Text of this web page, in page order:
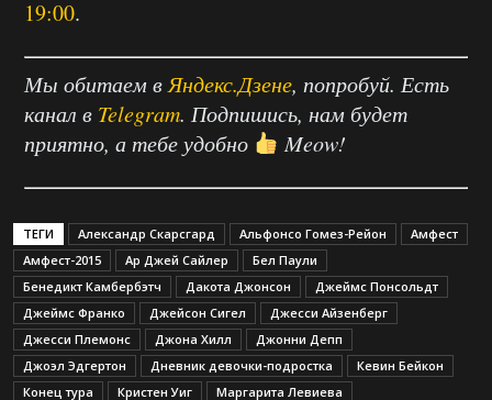
19:00.
Мы обитаем вЯндекс.Дзене, попробуй. Есть
канал в Telegram. Подпишись, нам будет
приятно, а тебе удобно
Meow!
ТЕГИ Александр Скарсгард Альфонсо Гомез-Рейон
Амфест
Амфест-2015
Ар Джей Сайлер
Бел Паули
Бенедикт Камбербэтч
Дакота Джонсон
Джеймс Понсольдт
Джеймс Франко
Джейсон Сигел
Джесси Айзенберг
Джесси Племонс
Джона Хилл
Джонни Депп
Джоэл Эдгертон
Дневник девочки-подростка
Кевин Бейкон
Конец тура
Кристен Уиг
Маргарита Левиева